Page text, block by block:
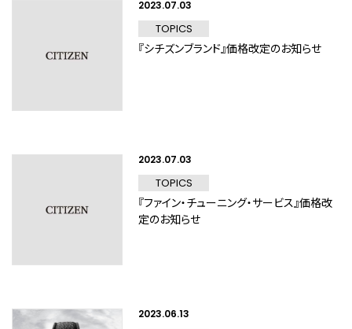
2023.07.03
TOPICS
『シチズンブランド』価格改定のお知らせ
2023.07.03
TOPICS
『ファイン・チューニング・サービス』価格改
定のお知らせ
2023.06.13